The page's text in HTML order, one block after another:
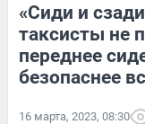
«Сиди и
таксисты не
переднее
безопаснее
16 марта, 2023, 08:30